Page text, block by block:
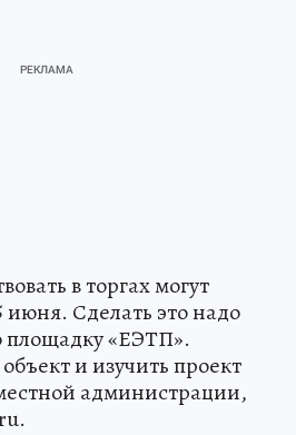
в торгах могут
июня. Сделать это надо
площадку «ЕЭТП».
и изучить проект
администрации,